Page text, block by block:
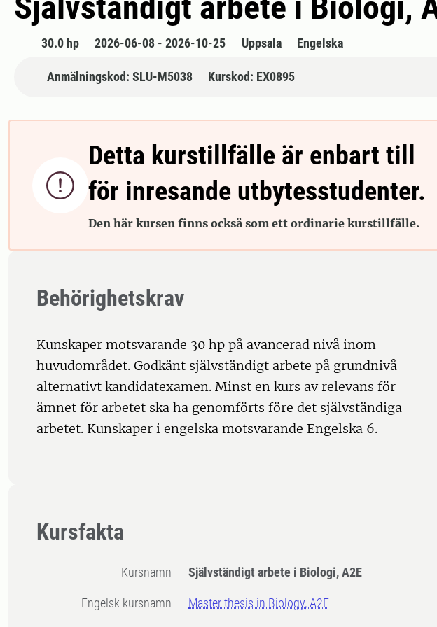
30.0 hp 2026-06-08 - 2026-10-25 Uppsala Engelska
Anmälningskod: SLU-M5038 Kurskod: EX0895

Detta kurstillfälle är enbart till
för inresande utbytesstudenter.
Den här kursen finns också som ett ordinarie kurstillfälle.
Behörighetskrav
Kunskaper motsvarande 30 hp på avancerad nivå inom
huvudområdet. Godkänt självständigt arbete på grundnivå
alternativt kandidatexamen. Minst en kurs av relevans för
ämnet för arbetet ska ha genomförts före det självständiga
arbetet. Kunskaper i engelska motsvarande Engelska 6.
Kursfakta
Kursnamn Självständigt arbete i Biologi, A2E
Engelsk kursnamn Master thesis in Biology, A2E